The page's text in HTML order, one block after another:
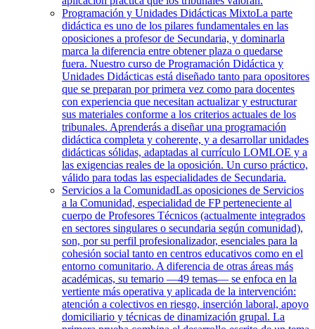
Programación y Unidades Didácticas MixtoLa parte
didáctica es uno de los pilares fundamentales en las
oposiciones a profesor de Secundaria, y dominarla
marca la diferencia entre obtener plaza o quedarse
fuera. Nuestro curso de Programación Didáctica y
Unidades Didácticas está diseñado tanto para opositores
que se preparan por primera vez como para docentes
con experiencia que necesitan actualizar y estructurar
sus materiales conforme a los criterios actuales de los
tribunales. Aprenderás a diseñar una programación
didáctica completa y coherente, y a desarrollar unidades
didácticas sólidas, adaptadas al currículo LOMLOE y a
las exigencias reales de la oposición. Un curso práctico,
válido para todas las especialidades de Secundaria.
Servicios a la ComunidadLas oposiciones de Servicios
a la Comunidad, especialidad de FP perteneciente al
cuerpo de Profesores Técnicos (actualmente integrados
en sectores singulares o secundaria según comunidad),
son, por su perfil profesionalizador, esenciales para la
cohesión social tanto en centros educativos como en el
entorno comunitario. A diferencia de otras áreas más
académicas, su temario —49 temas— se enfoca en la
vertiente más operativa y aplicada de la intervención:
atención a colectivos en riesgo, inserción laboral, apoyo
domiciliario y técnicas de dinamización grupal. La